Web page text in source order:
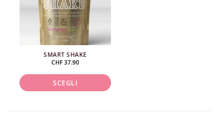
opzioni
possono
essere
pagina
del
SMART SHAKE
CHF37.90
SCEGLI